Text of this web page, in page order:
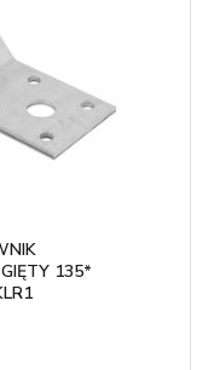
135*